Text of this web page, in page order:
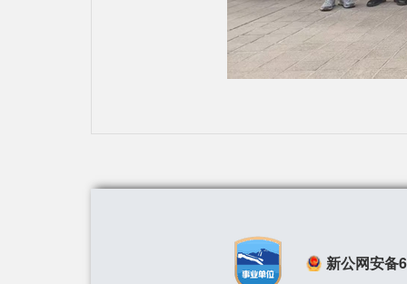
新公网安备